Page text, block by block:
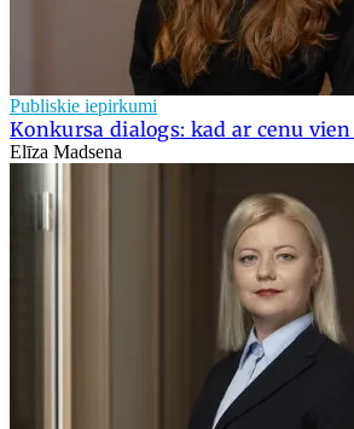
Publiskie iepirkumi
Konkursa dialogs: kad ar cenu
Elīza Madsena